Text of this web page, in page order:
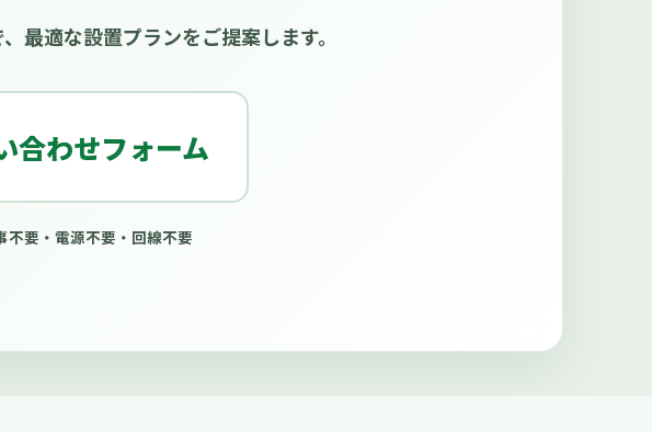
最適な設置プランをご提案します。
合わせフォーム
不要・電源不要・回線不要